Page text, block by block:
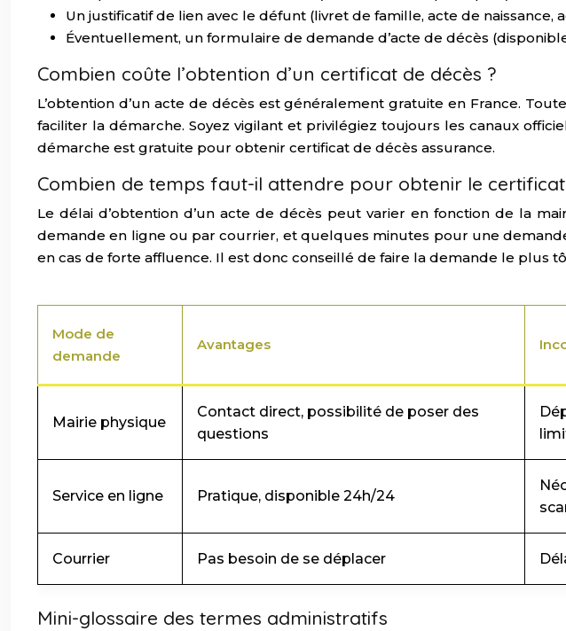
Un justificatif de lien avec le défunt (livret de famille, acte de naissance,
Éventuellement, un formulaire de demande d’acte de décès
Combien coûte l’obtention d’un certificat de décès ?
L’obtention d’un acte de décès est généralement gratuite en France.
faciliter la démarche. Soyez vigilant et privilégiez toujours les canaux
démarche est gratuite pour obtenir certificat de décès assurance.
Combien de temps faut-il attendre pour obtenir le
Le délai d’obtention d’un acte de décès peut varier en fonction de la
demande en ligne ou par courrier, et quelques minutes pour une
en cas de forte affluence. Il est donc conseillé de faire la demande le plus
Mode de
demande
Avantages
Mairie physique
Contact direct, possibilité de poser des
questions
Service en ligne Pratique, disponible 24h/24
Courrier Pas besoin de se déplacer
Mini-glossaire des termes administratifs